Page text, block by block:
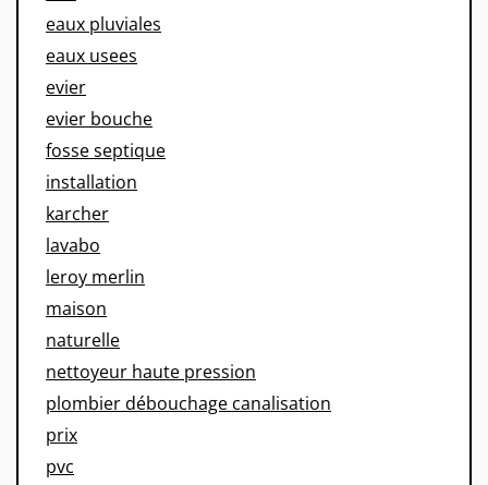
eaux pluviales
eaux usees
evier
evier bouche
fosse septique
installation
karcher
lavabo
leroy merlin
maison
naturelle
nettoyeur haute pression
plombier débouchage canalisation
prix
pvc